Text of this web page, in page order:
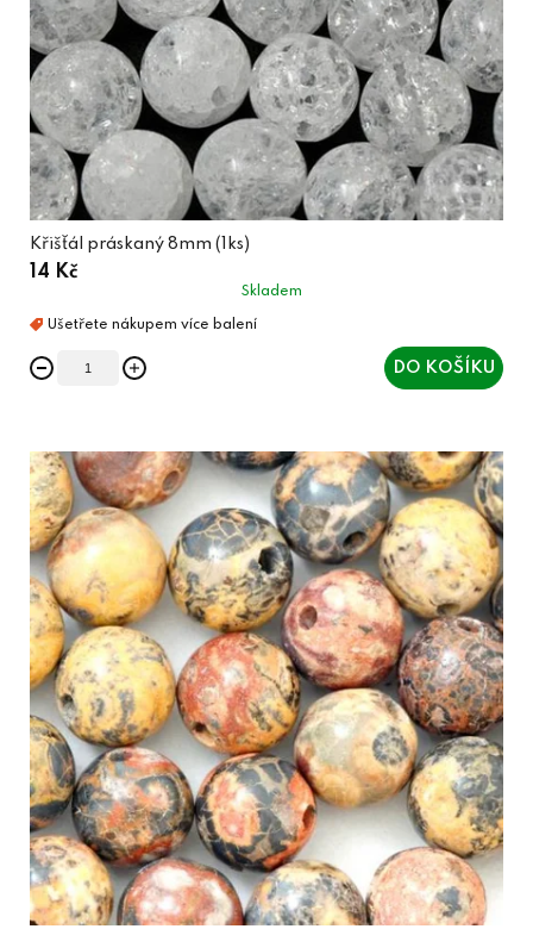
Křišťál práskaný 8mm (1ks)
14 Kč
Skladem
DO KOŠÍKU